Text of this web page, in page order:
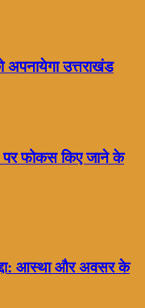
अपनायेगा उत्तराखंड
फोकस किए जाने के
आस्था और अवसर के